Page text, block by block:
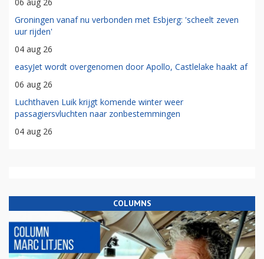
Groningen vanaf nu verbonden met Esbjerg: 'scheelt zeven
uur rijden'
04 aug 26
easyJet wordt overgenomen door Apollo, Castlelake haakt af
06 aug 26
Luchthaven Luik krijgt komende winter weer
passagiersvluchten naar zonbestemmingen
04 aug 26
COLUMNS